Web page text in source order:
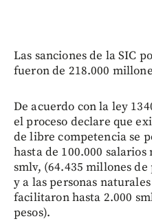
Las sanciones de la SIC
fueron de 218.000
De acuerdo con la ley
el proceso declare que
de libre competencia se
hasta de 100.000
smlv, (64.435 millones
y a las personas
facilitaron hasta 2.000
pesos).